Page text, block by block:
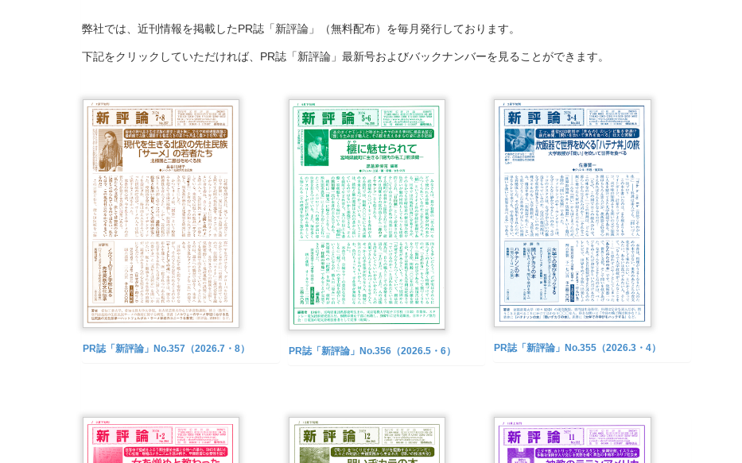
弊社では、近刊情報を掲載したPR誌「新評論」（無料配布）を毎月発行しております。
下記をクリックしていただければ、PR誌「新評論」最新号およびバックナンバーを見ることができます。
PR誌「新評論」No.357（2026.7・8） PR誌「新評論」No.356（2026.5・6） PR誌「新評論」No.355（2026.3・4）